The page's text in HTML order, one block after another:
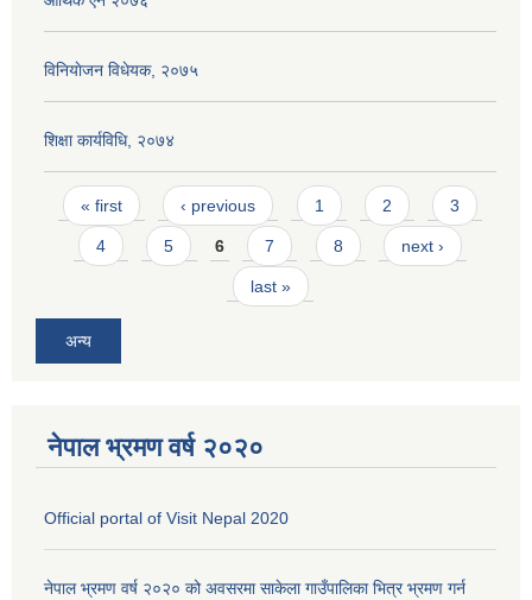
विनियाेजन विधेयक, २०७५
शिक्षा कार्यविधि, २०७४
Pages
« first ‹ previous 1 2 3
4 5 6 7 8 next ›
last »
अन्य
नेपाल भ्रमण वर्ष २०२०
Official portal of Visit Nepal 2020
नेपाल भ्रमण वर्ष २०२० को अवसरमा साकेला गाउँपालिका भित्र भ्रमण गर्न